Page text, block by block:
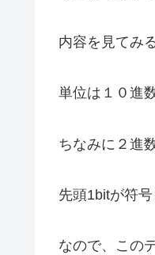
内容を見てみ
単位は１０進
ちなみに２進
先頭1bitが符
なので、この